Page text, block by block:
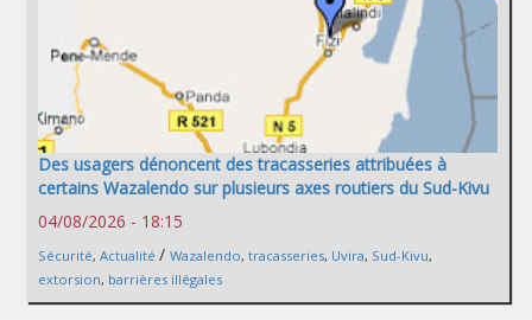
Des usagers dénoncent des tracasseries attribuées à
certains Wazalendo sur plusieurs axes routiers du Sud-Kivu
04/08/2026 - 18:15
Sécurité, Actualité / Wazalendo, tracasseries, Uvira, Sud-Kivu,
extorsion, barrières illégales